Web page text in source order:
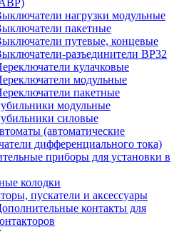
нагрузки модульные
пакетные
путевые, концевые
разъединители ВР32
кулачковые
модульные
пакетные
модульные
силовые
(автоматические
дифференциального тока)
приборы для установки в
колодки
пускатели и аксессуары
контакты для